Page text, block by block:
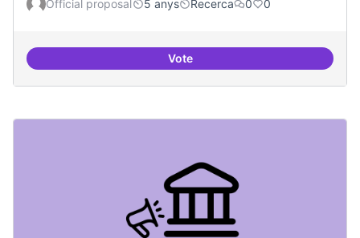
Official proposal 5 anys Recerca 0 0
VoteXarxa internacional d'ateneus -